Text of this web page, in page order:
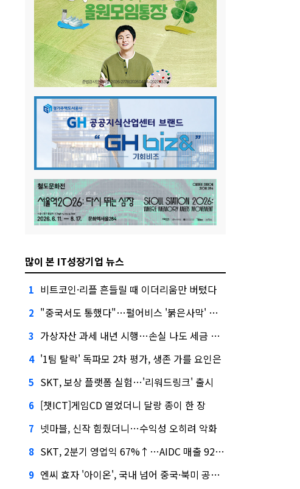
많이 본 IT성장기업 뉴스
1 비트코인·리플 흔들릴 때 이더리움만 버텼다
2 "중국서도 통했다"…펄어비스 '붉은사막' 최고 게임상
3 가상자산 과세 내년 시행…손실 나도 세금 낸다고?
4 '1팀 탈락' 독파모 2차 평가, 생존 가를 요인은
5 SKT, 보상 플랫폼 실험…'리워드링크' 출시
6 [챗ICT]게임CD 열었더니 달랑 종이 한 장
7 넷마블, 신작 힘줬더니…수익성 오히려 악화
8 SKT, 2분기 영업익 67%↑…AIDC 매출 92% 급증
9 엔씨 효자 '아이온', 국내 넘어 중국·북미 공략 나선다